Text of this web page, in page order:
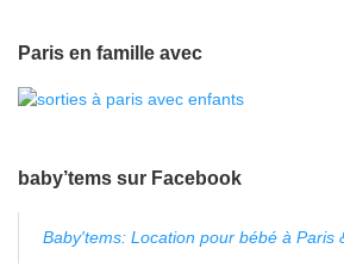
Paris en famille avec
baby’tems sur Facebook
Baby'tems: Location pour bébé à Paris